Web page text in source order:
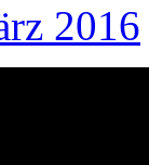
2016